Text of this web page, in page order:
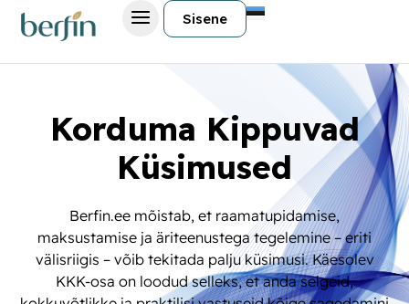
Sisene
Korduma Kippuvad
Küsimused
Berfin.ee mõistab, et raamatupidamise,
maksustamise ja äriteenustega tegelemine – eriti
välisriigis – võib tekitada palju küsimusi. Käesolev
KKK-osa on loodud selleks, et anda selgeid,